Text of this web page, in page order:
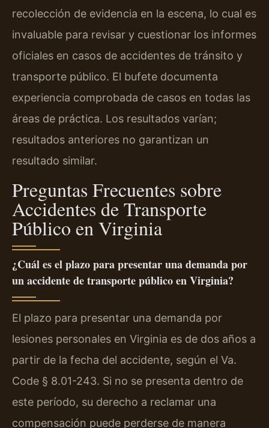
recolección de evidencia en la escena, lo cual es
invaluable para revisar y cuestionar los informes
oficiales en casos de accidentes de tránsito y
transporte público. El bufete documenta
experiencia comprobada de casos en todas las
áreas de práctica. Los resultados varían;
resultados anteriores no garantizan un
resultado similar.
Preguntas Frecuentes sobre
Accidentes de Transporte
Público en Virginia
¿Cuál es el plazo para presentar una demanda por
un accidente de transporte público en Virginia?
El plazo para presentar una demanda por
lesiones personales en Virginia es de dos años a
partir de la fecha del accidente, según el Va.
Code § 8.01-243. Si no se presenta dentro de
este período, su derecho a reclamar una
compensación puede perderse de manera